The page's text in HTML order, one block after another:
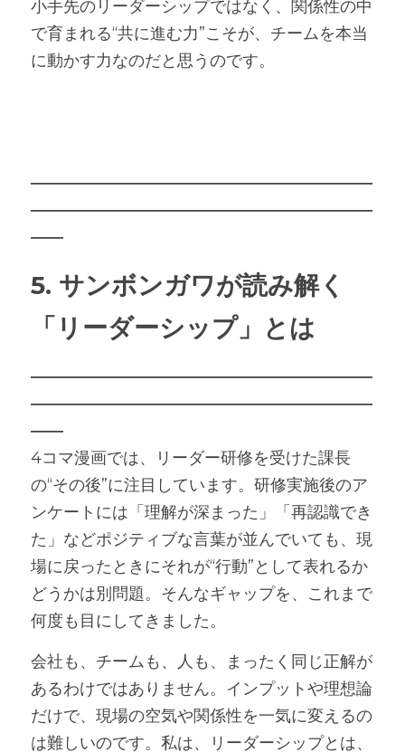
小手先のリーダーシップではなく、関係性の中
で育まれる“共に進む力”こそが、チームを本当
に動かす力なのだと思うのです。
―――――――――――――――――――――
―――――――――――――――――――――
――
5. サンボンガワが読み解く
「リーダーシップ」とは
―――――――――――――――――――――
―――――――――――――――――――――
――
4コマ漫画では、リーダー研修を受けた課長
の“その後”に注目しています。研修実施後のア
ンケートには「理解が深まった」「再認識でき
た」などポジティブな言葉が並んでいても、現
場に戻ったときにそれが“行動”として表れるか
どうかは別問題。そんなギャップを、これまで
何度も目にしてきました。
会社も、チームも、人も、まったく同じ正解が
あるわけではありません。インプットや理想論
だけで、現場の空気や関係性を一気に変えるの
は難しいのです。私は、リーダーシップとは、